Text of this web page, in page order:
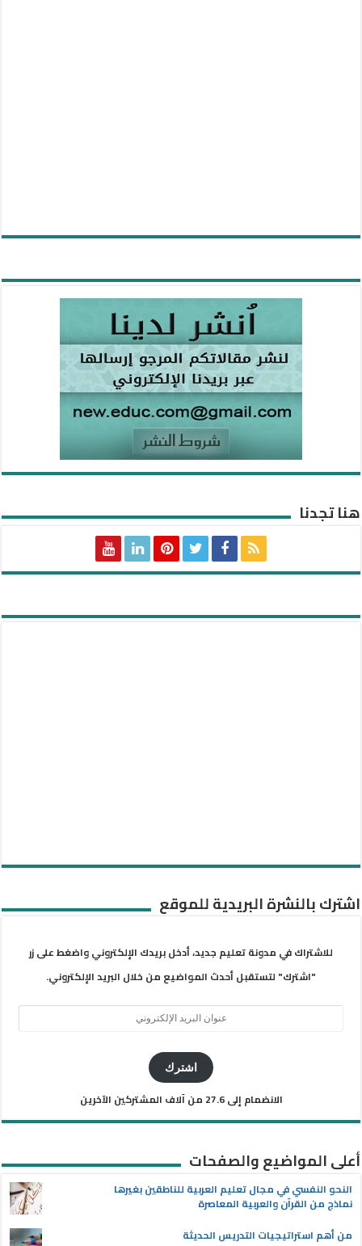
هنا تجدنا
اشترك بالنشرة البريدية للموقع
للاشتراك في مدونة تعليم جديد، أدخل بريدك الإلكتروني واضغط على زر
"اشترك" لتستقبل أحدث المواضيع من خلال البريد الإلكتروني.
اشترك
الانضمام إلى 27.6 من آلاف المشتركين الآخرين
أعلى المواضيع والصفحات
النحو النفسي في مجال تعليم العربية للناطقين بغيرها
نماذج من القرآن والعربية المعاصرة
من أهم استراتيجيات التدريس الحديثة